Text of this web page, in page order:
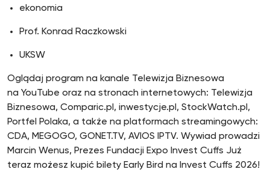
ekonomia
Prof. Konrad Raczkowski
UKSW
Oglądaj program na kanale Telewizja Biznesowa
na YouTube oraz na stronach internetowych: Telewizja
Biznesowa, Comparic.pl, inwestycje.pl, StockWatch.pl,
Portfel Polaka, a także na platformach streamingowych:
CDA, MEGOGO, GONET.TV, AVIOS IPTV. Wywiad prowadzi
Marcin Wenus, Prezes Fundacji Expo Invest Cuffs Już
teraz możesz kupić bilety Early Bird na Invest Cuffs 2026!